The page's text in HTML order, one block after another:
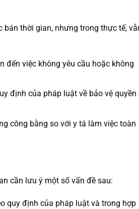
thời gian, nhưng trong thực tế,
đến việc không yêu cầu hoặc không
định của pháp luật về bảo vệ quyền
công bằng so với y tá làm việc toàn
cần lưu ý một số vấn đề sau:
quy định của pháp luật và trong hợp